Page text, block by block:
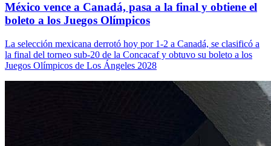
México vence a Canadá, pasa a la final y obtiene el
boleto a los Juegos Olímpicos
La selección mexicana derrotó hoy por 1-2 a Canadá, se clasificó a
la final del torneo sub-20 de la Concacaf y obtuvo su boleto a los
Juegos Olímpicos de Los Ángeles 2028